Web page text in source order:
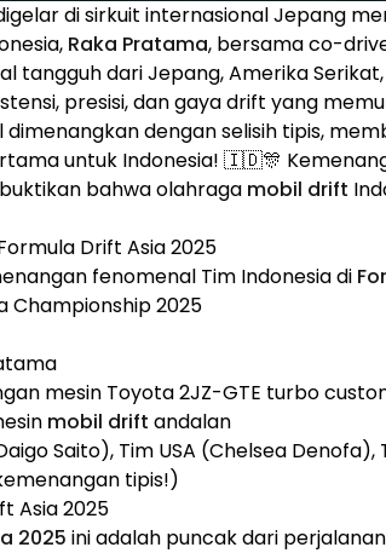
di sirkuit internasional Jepang
Raka Pratama, bersama co-
tangguh dari Jepang, Amerika
presisi, dan gaya drift yang
dengan selisih tipis,
untuk Indonesia! 🇮🇩🎊
bahwa olahraga mobil drift
Drift Asia 2025
fenomenal Tim Indonesia di
Championship 2025
mesin Toyota 2JZ-GTE turbo
mobil drift andalan
Saito), Tim USA (Chelsea Denofa),
tipis!)
Asia 2025
2025 ini adalah puncak dari